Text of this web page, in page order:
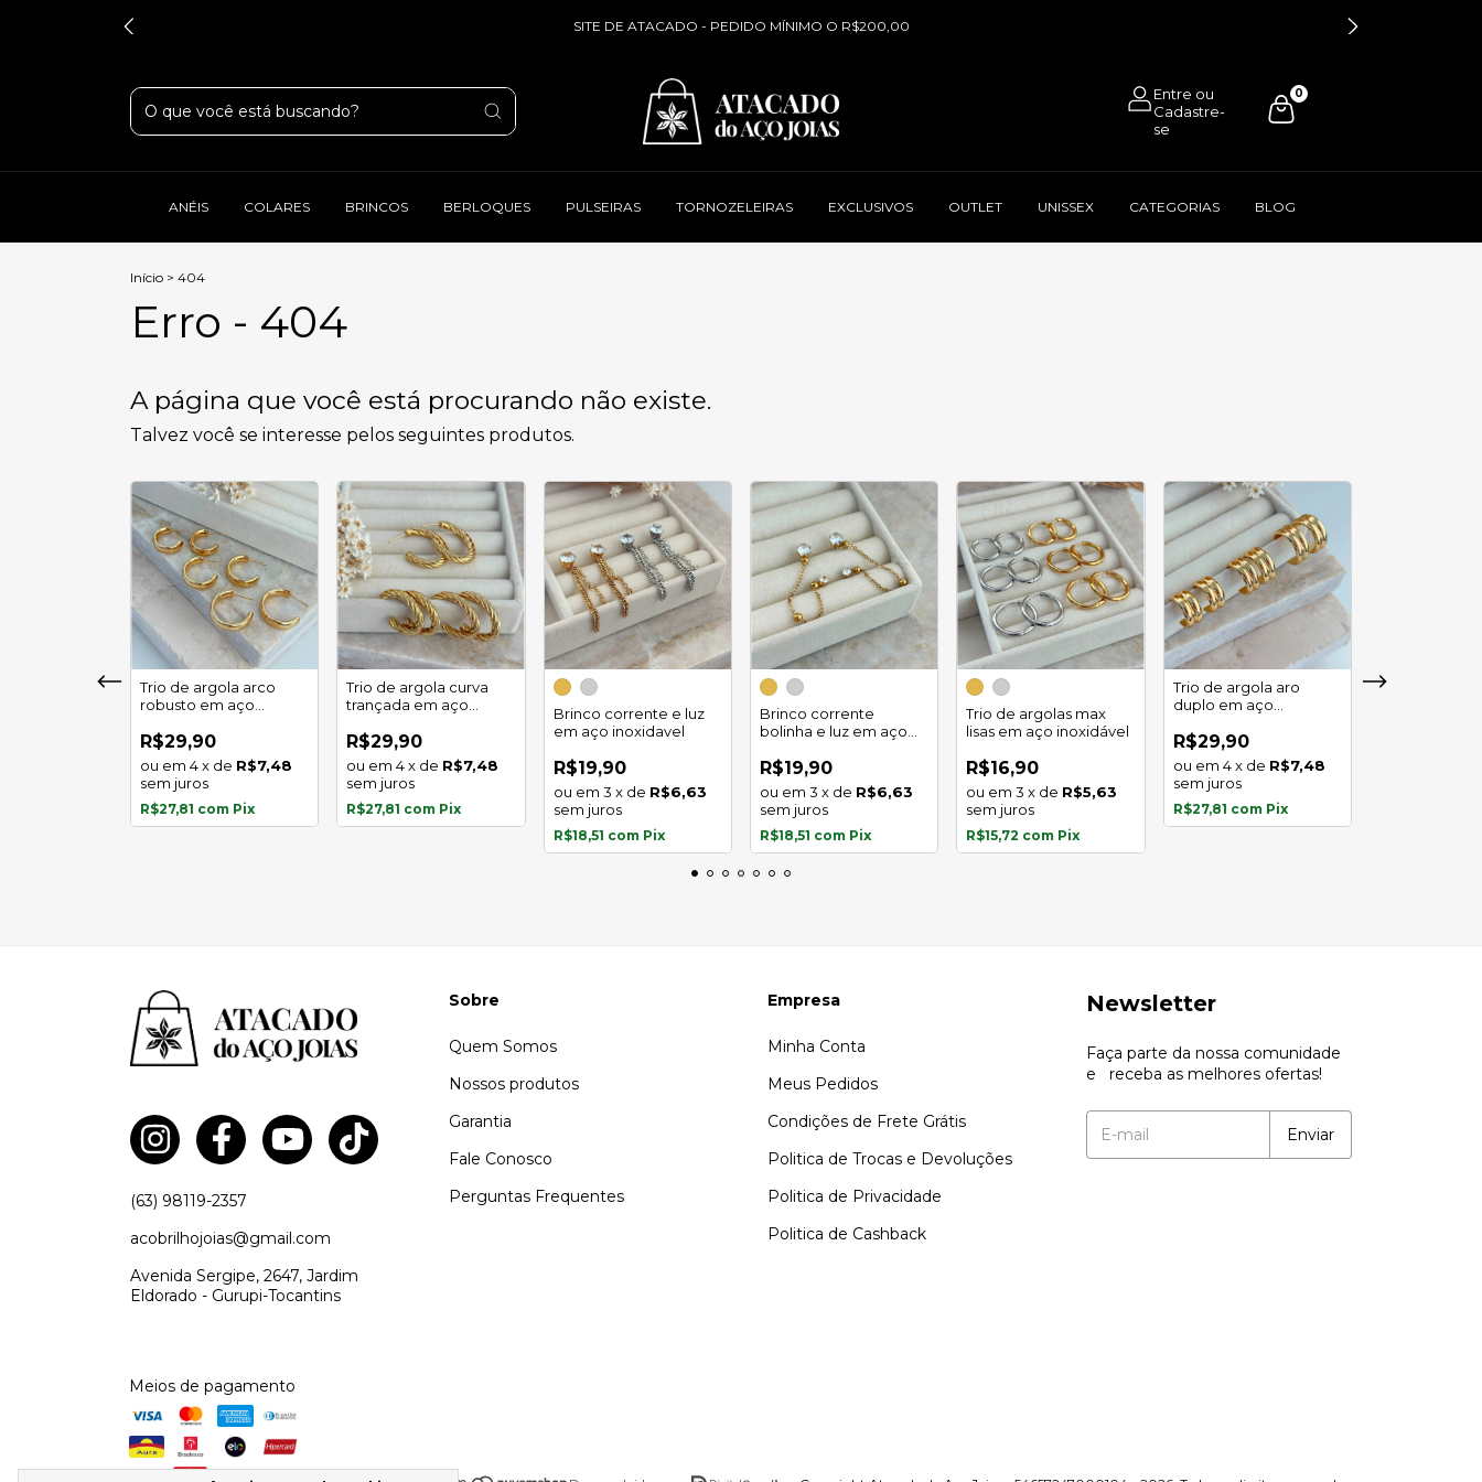
SITE DE ATACADO - PEDIDO MÍNIMO O R$200,00
0
ANÉIS COLARES BRINCOS BERLOQUES PULSEIRAS TORNOZELEIRAS EXCLUSIVOS OUTLET UNISSEX CATEGORIAS BLOG
Início > 404
Erro - 404
A página que você está procurando não existe.
Talvez você se interesse pelos seguintes produtos.
Trio de argola arco
robusto em aço
R$29,90
4x de R$7,48
sem juros
R$27,81 com Pix
Trio de argola curva
trançada em aço
R$29,90
4 x de R$7,48
sem juros
R$27,81 com Pix
Brinco corrente e luz
em aço inoxidavel
R$19,90
3 x de R$6,63
sem juros
R$18,51 com Pix
Brinco corrente
bolinha e luz em aço
R$19,90
3 x de R$6,63
sem juros
R$18,51 com Pix
Trio de argolas max
lisas em aço inoxidável
R$16,90
3 x de R$5,63
sem juros
R$15,72 com Pix
Trio de argola aro
duplo em aço
R$29,90
4 x de R$7,48
sem juros
R$27,81 com Pix
(63) 98119-2357
acobrilhojoias@gmail.com
Avenida Sergipe, 2647, Jardim
Eldorado - Gurupi-Tocantins
Sobre
Quem Somos
Nossos produtos
Garantia
Fale Conosco
Perguntas Frequentes
Empresa
Minha Conta
Meus Pedidos
Condições de Frete Grátis
Politica de Trocas e Devoluções
Politica de Privacidade
Politica de Cashback
Newsletter
Faça parte da nossa comunidade
e receba as melhores ofertas!
Meios de pagamento